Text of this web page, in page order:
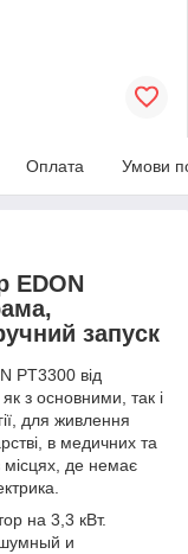
Оплата Умови
EDON
запуск
PT3300 від
з основними, так і
для живлення
в медичних та
місцях, де немає
на 3,3 кВт.
и